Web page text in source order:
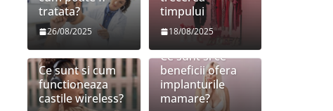
tratata?
26/08/2025
timpului
18/08/2025
Ce sunt si cum
functioneaza
castile wireless?
Ce sunt si ce
beneficii ofera
implanturile
mamare?